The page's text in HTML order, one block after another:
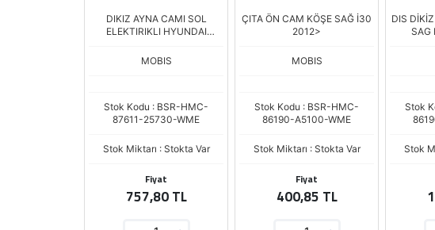
DIKIZ AYNA CAMI SOL
ELEKTIRIKLI HYUNDAI
MOBIS
Stok Kodu : BSR-HMC-
87611-25730-WME
Stok Miktarı : Stokta Var
Fiyat
757,80 TL
ÇITA ÖN CAM KÖŞE SAĞ İ30
2012>
MOBIS
Stok Kodu : BSR-HMC-
86190-A5100-WME
Stok Miktarı : Stokta Var
Fiyat
400,85 TL
DIS
SAG
Stok
Stok